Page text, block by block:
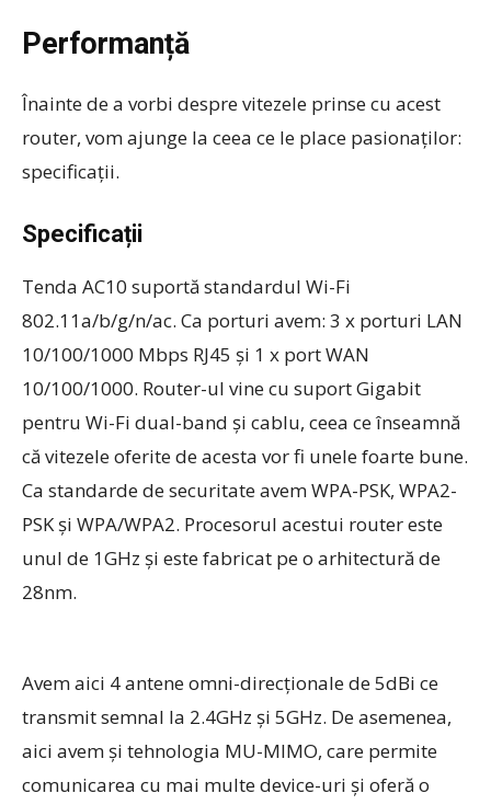
Performanță
Înainte de a vorbi despre vitezele prinse cu acest
router, vom ajunge la ceea ce le place pasionaților:
specificații.
Specificații
Tenda AC10 suportă standardul Wi-Fi
802.11a/b/g/n/ac. Ca porturi avem: 3 x porturi LAN
10/100/1000 Mbps RJ45 și 1 x port WAN
10/100/1000. Router-ul vine cu suport Gigabit
pentru Wi-Fi dual-band și cablu, ceea ce înseamnă
că vitezele oferite de acesta vor fi unele foarte bune.
Ca standarde de securitate avem WPA-PSK, WPA2-
PSK și WPA/WPA2. Procesorul acestui router este
unul de 1GHz și este fabricat pe o arhitectură de
28nm.
Avem aici 4 antene omni-direcționale de 5dBi ce
transmit semnal la 2.4GHz și 5GHz. De asemenea,
aici avem și tehnologia MU-MIMO, care permite
comunicarea cu mai multe device-uri și oferă o